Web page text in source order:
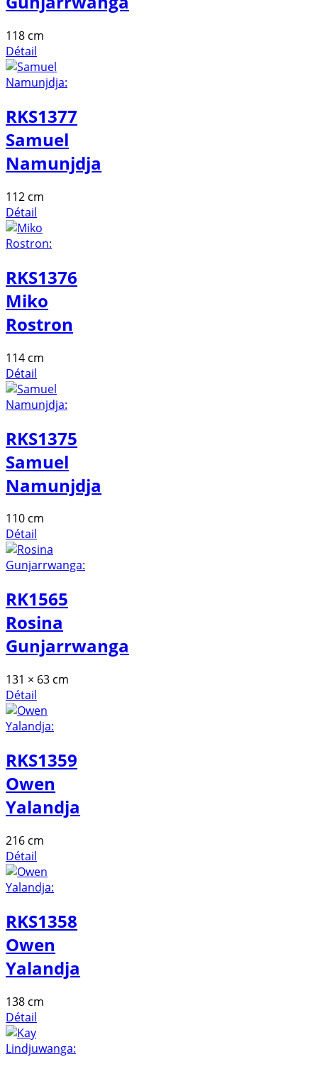
118 cm
Détail
RKS1377
Samuel
Namunjdja
112 cm
Détail
RKS1376
Miko
Rostron
114 cm
Détail
RKS1375
Samuel
Namunjdja
110 cm
Détail
RK1565
Rosina
Gunjarrwanga
131 × 63 cm
Détail
RKS1359
Owen
Yalandja
216 cm
Détail
RKS1358
Owen
Yalandja
138 cm
Détail